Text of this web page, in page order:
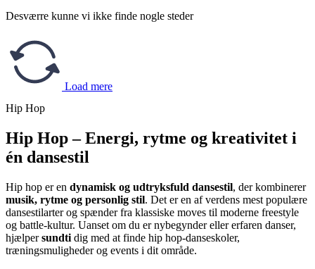
Desværre kunne vi ikke finde nogle steder
Load mere
Hip Hop
Hip Hop – Energi, rytme og kreativitet i
én dansestil
Hip hop er en dynamisk og udtryksfuld dansestil, der kombinerer
musik, rytme og personlig stil. Det er en af verdens mest populære
dansestilarter og spænder fra klassiske moves til moderne freestyle
og battle-kultur. Uanset om du er nybegynder eller erfaren danser,
hjælpersundti dig med at finde hip hop-danseskoler,
træningsmuligheder og events i dit område.